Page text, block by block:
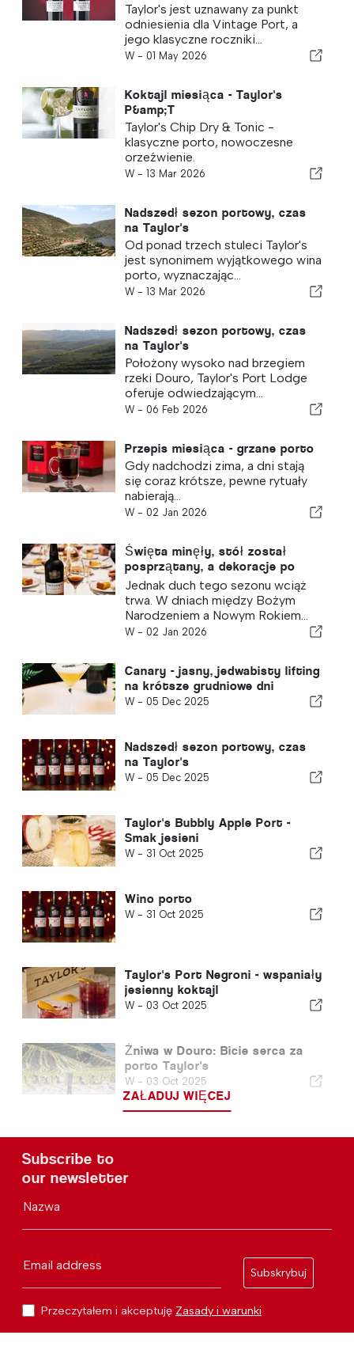
Taylor's jest uznawany za punkt
odniesienia dla Vintage Port, a
jego klasyczne roczniki...
W - 01 May 2026
Koktajl miesiąca - Taylor's
P&amp;T
Taylor's Chip Dry & Tonic -
klasyczne porto, nowoczesne
orzeźwienie.
W - 13 Mar 2026
Nadszedł sezon portowy, czas
na Taylor's
Od ponad trzech stuleci Taylor's
jest synonimem wyjątkowego wina
porto, wyznaczając...
W - 13 Mar 2026
Nadszedł sezon portowy, czas
na Taylor's
Położony wysoko nad brzegiem
rzeki Douro, Taylor's Port Lodge
oferuje odwiedzającym...
W - 06 Feb 2026
Przepis miesiąca - grzane porto
Gdy nadchodzi zima, a dni stają
się coraz krótsze, pewne rytuały
nabierają...
W - 02 Jan 2026
Święta minęły, stół został
posprzątany, a dekoracje po
cichu schowane
Jednak duch tego sezonu wciąż
trwa. W dniach między Bożym
Narodzeniem a Nowym Rokiem...
W - 02 Jan 2026
Canary - jasny, jedwabisty lifting
na krótsze grudniowe dni
W - 05 Dec 2025
Nadszedł sezon portowy, czas
na Taylor's
W - 05 Dec 2025
Taylor's Bubbly Apple Port -
Smak jesieni
W - 31 Oct 2025
Wino porto
W - 31 Oct 2025
Taylor's Port Negroni - wspaniały
jesienny koktajl
W - 03 Oct 2025
Żniwa w Douro: Bicie serca za
porto Taylor's
W - 03 Oct 2025
ZAŁADUJ WIĘCEJ
Subscribe to
our newsletter
Nazwa
Email address
Subskrybuj
Przeczytałem i akceptuję Zasady i warunki